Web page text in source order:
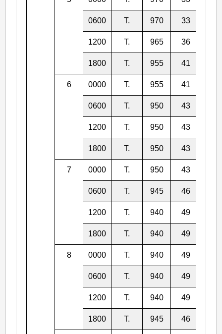
0600 T. 970 33
1200 T. 965 36
1800 T. 955 41
6 0000 T. 955 41
0600 T. 950 43
1200 T. 950 43
1800 T. 950 43
7 0000 T. 950 43
0600 T. 945 46
1200 T. 940 49
1800 T. 940 49
8 0000 T. 940 49
0600 T. 940 49
1200 T. 940 49
1800 T. 945 46